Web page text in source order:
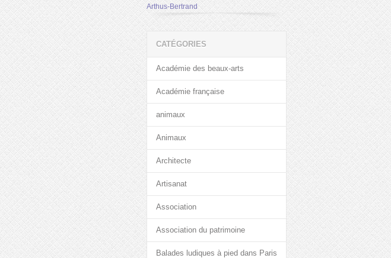
Arthus-Bertrand
CATÉGORIES
Académie des beaux-arts
Académie française
animaux
Animaux
Architecte
Artisanat
Association
Association du patrimoine
Balades ludiques à pied dans Paris